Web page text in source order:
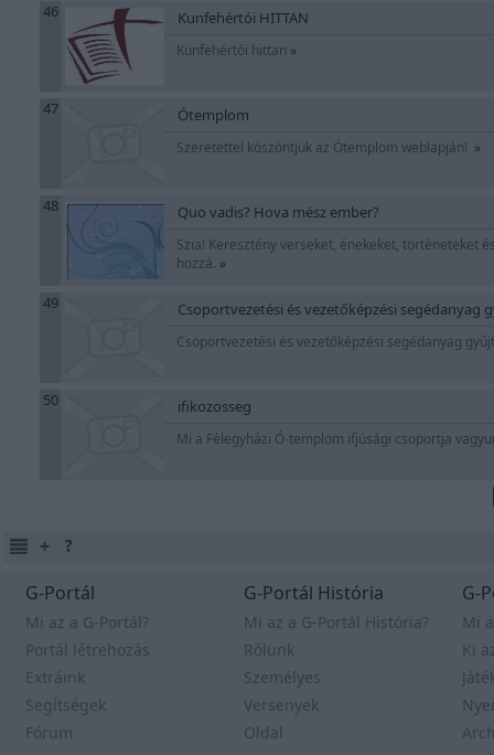
46 Kunfehértói HITTAN
Kunfehértói hittan »
47 Ótemplom
Szeretettel köszöntjük az Ótemplom weblapján! »
48 Quo vadis? Hova mész ember?
Szia! Keresztény verseket, énekeket, történeteket
hozzá. »
49 Csoportvezetési és vezetőképzési segédanyag
Csoportvezetési és vezetőképzési segédanyag
50 ifikozosseg
Mi a Félegyházi Ó-templom ifjúsági csoportja
G-Portál
Mi az a G-Portál?
Portál létrehozás
Extráink
Segítségek
Fórum
G-Portál História
Mi az a G-Portál História?
Rólunk
Személyes
Versenyek
Oldal
G-
Mi
Ki